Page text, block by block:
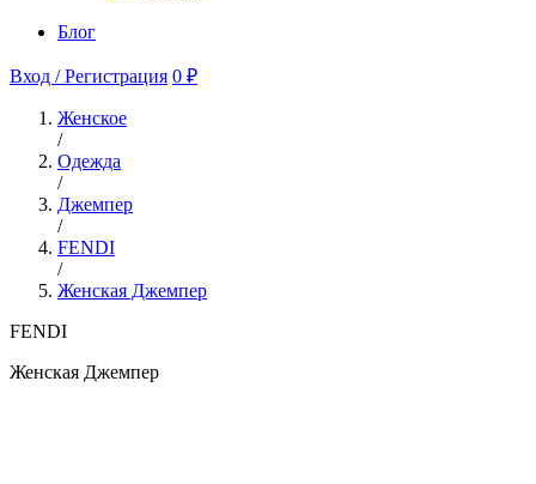
Блог
Вход / Регистрация 0 ₽
Женское
/
Одежда
/
Джемпер
/
FENDI
/
Женская Джемпер
FENDI
Женская Джемпер